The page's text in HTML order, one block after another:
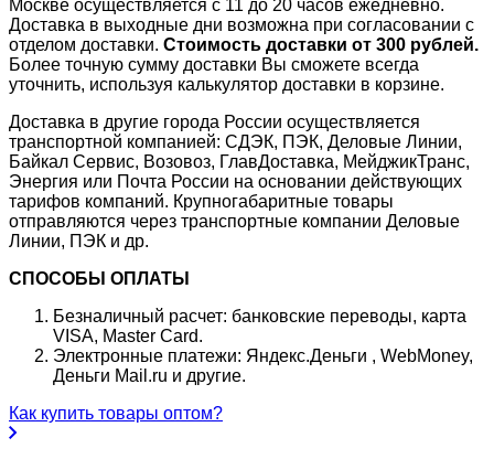
Москве осуществляется с 11 до 20 часов ежедневно.
Доставка в выходные дни возможна при согласовании с
отделом доставки. Стоимость доставки от 300 рублей.
Более точную сумму доставки Вы сможете всегда
уточнить, используя калькулятор доставки в корзине.
Доставка в другие города России осуществляется
транспортной компанией: СДЭК, ПЭК, Деловые Линии,
Байкал Сервис, Возовоз, ГлавДоставка, МейджикТранс,
Энергия или Почта России на основании действующих
тарифов компаний. Крупногабаритные товары
отправляются через транспортные компании Деловые
Линии, ПЭК и др.
СПОСОБЫ ОПЛАТЫ
Безналичный расчет: банковские переводы, карта
VISA, Master Card.
Электронные платежи: Яндекс.Деньги , WebMoney,
Деньги Mail.ru и другие.
Как купить товары оптом?